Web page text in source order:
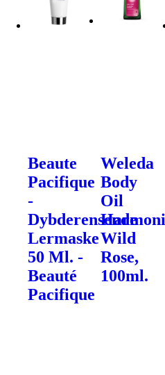
Beaute
Pacifique
-
Dybderensende
Lermaske
50 Ml. -
Beauté
Pacifique
Weleda
Body
Oil
Wild
Rose,
100ml.